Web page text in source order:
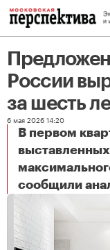
России
за шесть
6 мая 2026 14:20
В первом
сообщили